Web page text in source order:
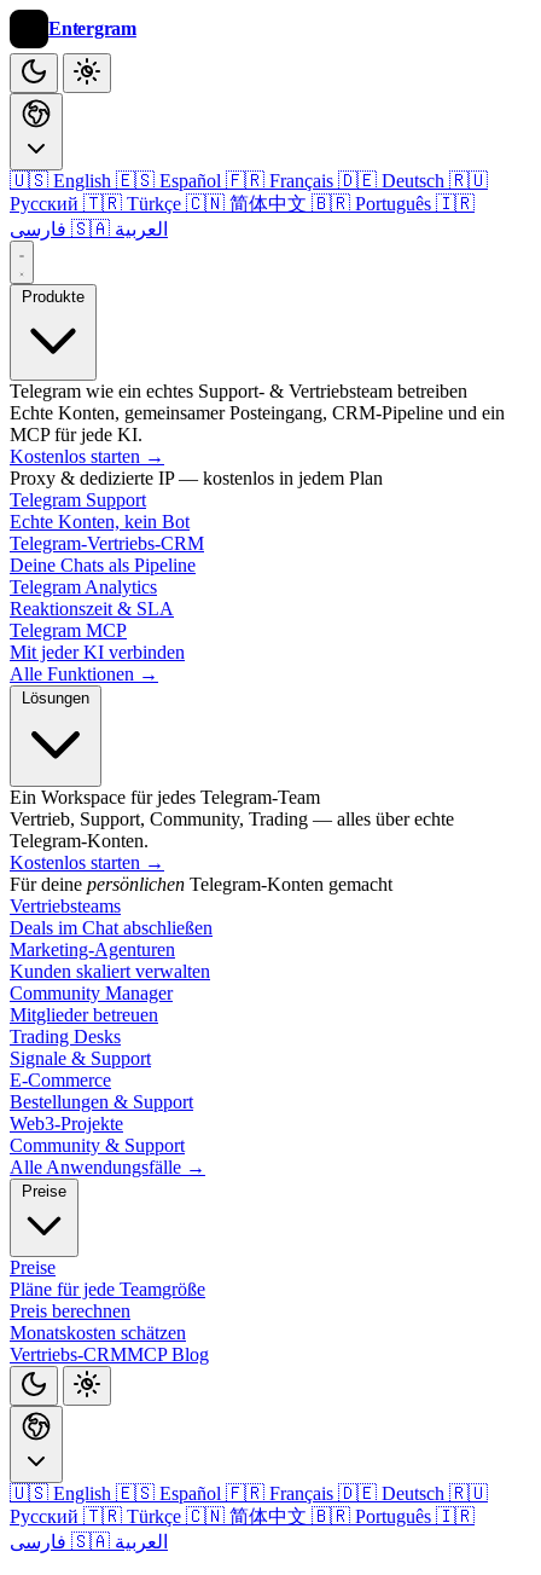
Entergram
🇺🇸 English 🇪🇸 Español 🇫🇷 Français 🇩🇪 Deutsch 🇷🇺
Русский 🇹🇷 Türkçe 🇨🇳 简体中文 🇧🇷 Português 🇮🇷
🇸🇦 العربية
Produkte
Telegram wie ein echtes Support- & Vertriebsteam betreiben
Echte Konten, gemeinsamer Posteingang, CRM-Pipeline und ein
MCP für jede KI.
Kostenlos starten →
Proxy & dedizierte IP — kostenlos in jedem Plan
Telegram Support
Echte Konten, kein Bot
Telegram-Vertriebs-CRM
Deine Chats als Pipeline
Telegram Analytics
Reaktionszeit & SLA
Telegram MCP
Mit jeder KI verbinden
Alle Funktionen →
Lösungen
Ein Workspace für jedes Telegram-Team
Vertrieb, Support, Community, Trading — alles über echte
Telegram-Konten.
Kostenlos starten →
Für deine persönlichen Telegram-Konten gemacht
Vertriebsteams
Deals im Chat abschließen
Marketing-Agenturen
Kunden skaliert verwalten
Community Manager
Mitglieder betreuen
Trading Desks
Signale & Support
E-Commerce
Bestellungen & Support
Web3-Projekte
Community & Support
Alle Anwendungsfälle →
Preise
Preise
Pläne für jede Teamgröße
Preis berechnen
Monatskosten schätzen
Vertriebs-CRMMCPBlog
🇺🇸 English 🇪🇸 Español 🇫🇷 Français 🇩🇪 Deutsch 🇷🇺
Русский 🇹🇷 Türkçe 🇨🇳 简体中文 🇧🇷 Português 🇮🇷
🇸🇦 العربية